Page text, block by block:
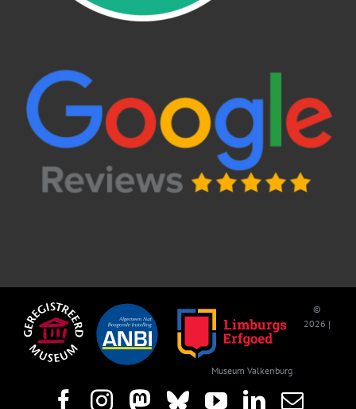
©
2026 |
Museum Valkenburg
Facebook
InstagramMastodon
BlueskyYouTube
LinkedIn
E-